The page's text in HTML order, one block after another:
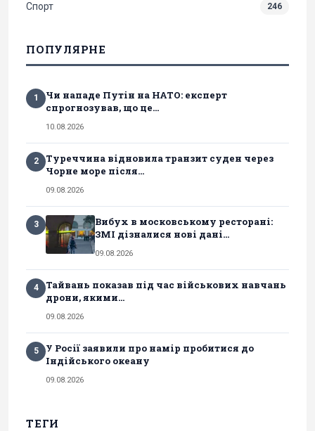
Спорт 246
ПОПУЛЯРНЕ
1
Чи нападе Путін на НАТО: експерт
спрогнозував, що це...
10.08.2026
2
Туреччина відновила транзит суден через
Чорне море після...
09.08.2026
3
Вибух в московському ресторані:
ЗМІ дізналися нові дані...
09.08.2026
4
Тайвань показав під час військових навчань
дрони, якими...
09.08.2026
5
У Росії заявили про намір пробитися до
Індійського океану
09.08.2026
ТЕГИ